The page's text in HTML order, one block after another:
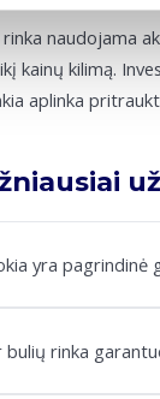
rinka naudojama
kainų kilimą.
aplinka
yra pagrindinė
bulių rinka